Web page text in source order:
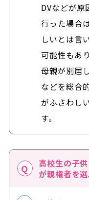
DVなどが原
行った場合
しいとは言
可能性もあ
母親が別居
などを総合
がふさわし
す。
高校生の子
が親権者を